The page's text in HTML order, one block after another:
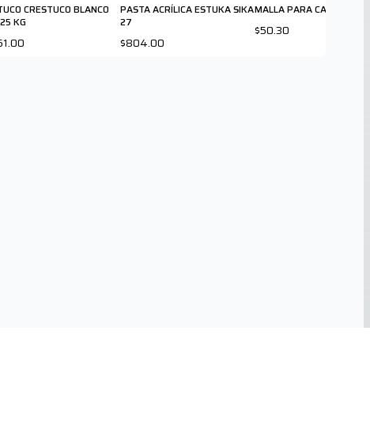
CRESTUCO BLANCO
KG
PASTA ACRÍLICA ESTUKA SIKA
27
$804.00
MALLA PARA CANALÓN
$50.30